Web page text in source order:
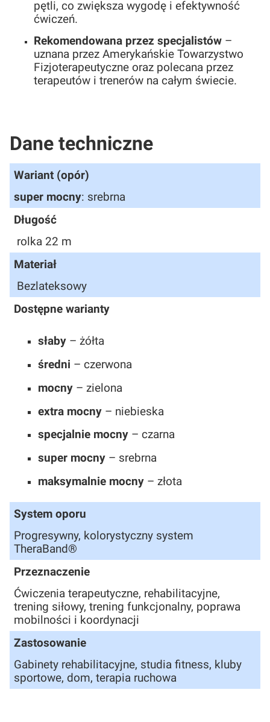
pętli, co zwiększa wygodę i efektywność
ćwiczeń.
Rekomendowana przez specjalistów –
uznana przez Amerykańskie Towarzystwo
Fizjoterapeutyczne oraz polecana przez
terapeutów i trenerów na całym świecie.
Dane techniczne
Wariant (opór)
super mocny: srebrna
Długość
rolka 22 m
Materiał
Bezlateksowy
Dostępne warianty
słaby – żółta
średni – czerwona
mocny – zielona
extra mocny – niebieska
specjalnie mocny – czarna
super mocny – srebrna
maksymalnie mocny – złota
System oporu
Progresywny, kolorystyczny system
TheraBand®
Przeznaczenie
Ćwiczenia terapeutyczne, rehabilitacyjne,
trening siłowy, trening funkcjonalny, poprawa
mobilności i koordynacji
Zastosowanie
Gabinety rehabilitacyjne, studia fitness, kluby
sportowe, dom, terapia ruchowa